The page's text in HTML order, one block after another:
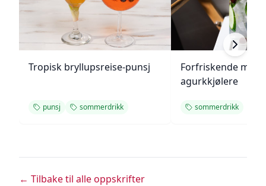
Tropisk bryllupsreise-punsj
punsj sommerdrikk
Forfriskende
agurkkjølere
sommerdrikk
← Tilbake til alle oppskrifter